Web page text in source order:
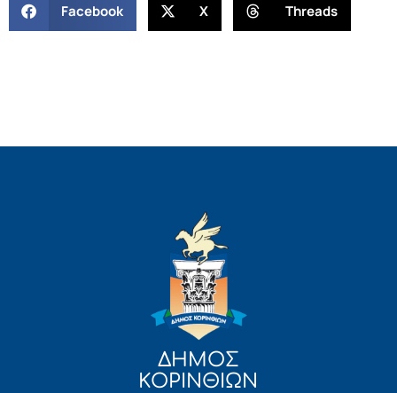
Facebook X Threads
ΔΗΜΟΣ
ΚΟΡΙΝΘΙΩΝ